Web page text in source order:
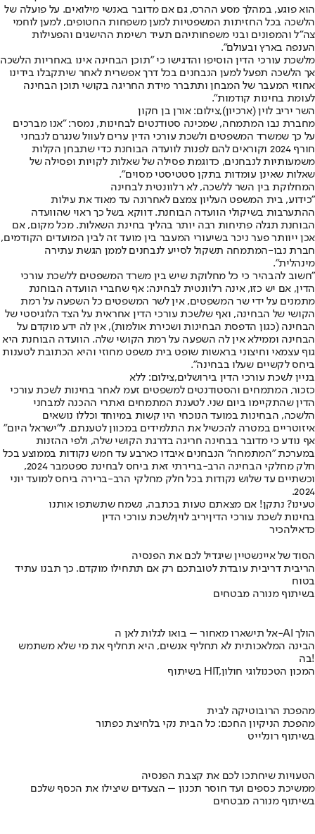
הוא פוגע, במהלך מסע ההרס, גם אם מדובר באנשי מילואים. על פועלה של
הלשכה בכל החזיתות המשפטיות למען משפחות החטופים, למען לוחמי
צה״ל והמפונים ובני משפחותיהם תעיד רשימת ההישגים והפעילות
הענפה בארץ ובעולם".
מלשכת עורכי הדין הוסיפו והדגישו כי "תוכן הבחינה אינו באחריות הלשכה
אך הלשכה תפעל למען הנבחנים בכל דרך אפשרית לאחר שיתקבלו בידינו
אחוזי המעבר של המבחן ותתברר מידת החריגה בקושי תוכן הבחינה
לעומת בחינות קודמות".
השר יריב לוין (ארכיון),צילום: אורן בן חקון
מחברת נבו המתמחה, שמכינה סטודנטים לבחינות, נמסר: "אנו מברכים
על כך שמשרד המשפטים ולשכת עורכי הדין ערים לעוול שנגרם לנבחני
חורף 2024 וקוראים להם לפנות לוועדה הבוחנת כדי שתבחן הקלות
משמעותיות לנבחנים, כדוגמת פסילה של שאלות לקויות ופסילה של
שאלות שאינן עומדות בתקן סטטיסטי מסוים".
המחלוקת בין השר ללשכה, לא רלוונטית לבחינה
"כידוע, בית המשפט העליון צמצם לאחרונה עד מאוד את עילות
ההתערבות בשיקולי הוועדה הבוחנת. דווקא בשל כך ראוי שהוועדה
הבוחנת תגלה פתיחות רבה יותר בהליך בחינת השאלות. מכל מקום, אם
אכן ייוותר פער ניכר בשיעורי המעבר בין מועד זה לבין המועדים הקודמים,
חברת נבו-המתמחה תשקול לסייע לנבחנים לממן הגשת עתירה
מינהלית".
"חשוב להבהיר כי כל מחלוקת שיש בין משרד המשפטים ללשכת עורכי
הדין, אם יש כזו, אינה רלוונטית לבחינה: אף שחברי הוועדה הבוחנת
מתמנים על ידי שר המשפטים, אין לשר המשפטים כל השפעה על רמת
הקושי של הבחינה, ואף שלשכת עורכי הדין אחראית על הצד הלוגיסטי של
הבחינה (כגון הדפסת הבחינות ושכירת אולמות), אין לה ידע מוקדם על
הבחינה וממילא אין לה השפעה על רמת הקושי שלה. הוועדה הבוחנת היא
גוף עצמאי וחיצוני בראשות שופט בית משפט מחוזי והיא הכתובת לטענות
ביחס לקשיים שעלו בבחינה".
בניין לשכת עורכי הדין בירושלים,צילום: ללא
כזכור, המתמחים והסטודנטים למשפטים זעמ לאחר בחינות לשכת עורכי
הדין שהתקיימו ביום שני. לטענת המתמחים ואתרי ההכנה למבחני
הלשכה, הבחינות במועד הנוכחי היו קשות במיוחד וכללו נושאים
איזוטריים במטרה להכשיל את התלמידים במכוון לטענתם. ל"ישראל היום"
אף נודע כי מדובר בבחינה חריגה בדרגת הקושי שלה, ולפי ההזנות
במערכת ״המתמחה״ הנבחנים איבדו כארבע עד חמש נקודות בממוצע בכל
חלק מחלקי הבחינה הרב-ברירתי זאת ביחס לבחינת ספטמבר 2024,
וכשתיים עד שלוש נקודות בכל חלק מחלקי הרב-ברירה ביחס למועד יוני
2024.
טעינו? נתקן! אם מצאתם טעות בכתבה, נשמח שתשתפו אותנו
בחינות לשכת עורכי הדיןיריב לויןלשכת עורכי הדין
כדאילהכיר
הסוד של איינשטיין שיגדיל לכם את הפנסיה
הריבית דריבית עובדת לטובתכם רק אם תתחילו מוקדם. כך תבנו עתיד
בטוח
בשיתוף מנורה מבטחים
אל תישארו מאחור – בואו לגלות לאן ה-AI הולך
הבינה המלאכותית לא תחליף אנשים, היא תחליף את מי שלא משתמש
בה!
בשיתוף HIT,המכון הטכנולוגי חולון
מהפכת הרובוטיקה לבית
מהפכת הניקיון החכם: כל הבית נקי בלחיצת כפתור
בשיתוף רונלייט
הטעויות שיחתכו לכם את קצבת הפנסיה
ממשיכת כספים ועד חוסר תכנון – הצעדים שיצילו את הכסף שלכם
בשיתוף מנורה מבטחים